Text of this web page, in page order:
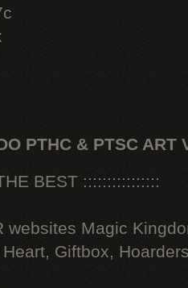
PTHC & PTSC ART
BEST ::::::::::::::::
websites Magic
Giftbox,